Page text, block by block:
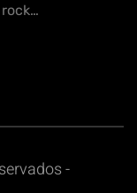
-